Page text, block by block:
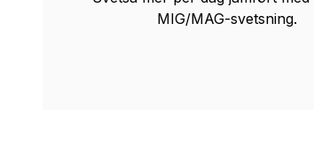
MIG/MAG-svetsning.